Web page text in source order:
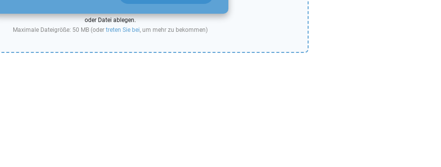
oder Datei ablegen.
Maximale Dateigröße: 50 MB (oder treten Sie bei, um mehr zu bekommen)